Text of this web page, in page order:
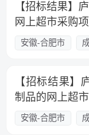
【招标结果】
网上超市采购
安徽-合肥市
【招标结果】
制品的网上超
安徽-合肥市